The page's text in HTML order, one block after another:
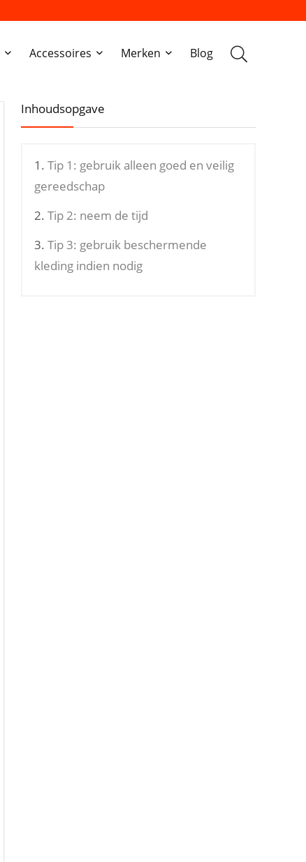
Accessoires Merken Blog
Inhoudsopgave
Tip 1: gebruik alleen goed en veilig
gereedschap
Tip 2: neem de tijd
Tip 3: gebruik beschermende
kleding indien nodig